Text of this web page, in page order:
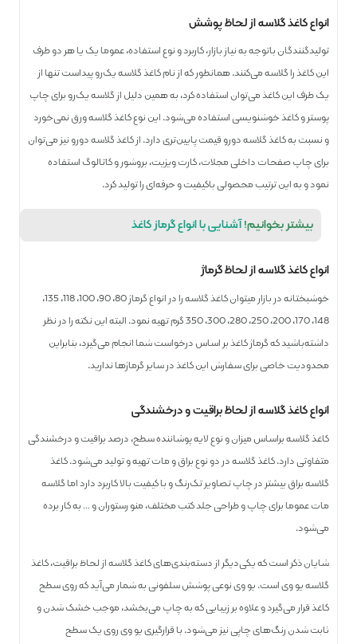
انواع کاغذ گلاسه از لحاظ پوشش
تولیدگنندگان باتوجه به نیاز بازار، کاربرد و نوع استفاده، عموما یک یا هر دو طرف
این کاغذ را گلاسه می‌کنند. همانطور که از نام کاغذ گلاسه یک‌رو پیداست تنها از
یک طرف این کاغذ می‌توان استفاده کرد، به همین دلیل از گلاسه یک‌رو برای چاپ
پوستر و کاغذ خوشنویسی استفاده می‌شود. این نوع کاغذ گلاسه ورق نمی‌خورد
و نسبت به کاغذ گلاسه دو‌رو قیمت پایین‌تری دارد. از کاغذ گلاسه دو‌رو نیز می‌توان
برای چاپ صفحات داخلی مجلات، کارت ویزیت، بروشور و کاتالوگ استفاده
نمود و به این ترتیب محصولی با‌کیفیت و حرفه‌ای را تولید کرد.
بیشتر بخوانیم! آشنایی با انواع گرماز کاغذ
انواع کاغذ گلاسه از لحاظ گرماژ
خوشبختانه در بازار میتوان کاغذ گلاسه را در انواع گرماژ 80، 90، 100، 118، 135،
148، 170، 200، 250، 280، 300، 350 گرم تهیه نمود. البته این نکته را در نظر
داشته‌باشید که گرماژ کاغذ بر اساس درخواست شما انجام می‌گیرد، بنابراین
محدودیت خاصی برای سفارش این کاغذ در سایر گرماژها ندارید.
انواع کاغذ گلاسه از لحاظ براقیت و درخشندگی
کاغذ گلاسه براساس میزان و نوع لایه پوشاننده سطح، درصد براقیت و درخشندگی
متفاوتی دارد. کاغذ گلاسه در دو نوع براق و مات تهیه و تولید می‌شود. کاغذ
گلاسه براق بیشتر در چاپ تصاویر تک‌رنگ و با کیفیت بالا کاربرد دارد اما گلاسه
مات عموما برای چاپ و طراحی جلد کتب مختلف، منو رستوران و … به کار برده
می‌شود.
شایان ذکر است که یکی‌دیگر از دسته‌بندی‌های کاغذ گلاسه از لحاظ براقیت، کاغذ
گلاسه یو وی است. یو وی نوعی پوشش سلفونی به شمار می‌آید که روی سطح
کاغذ قرار می‌گیرد و علاوه بر زیبایی که به چاپ می‌بخشد، موجب خشک شدن و
ثابت شدن رنگ‌های چاپی نیز می‌شود. با قرار‌گیری یو وی روی یک سطح